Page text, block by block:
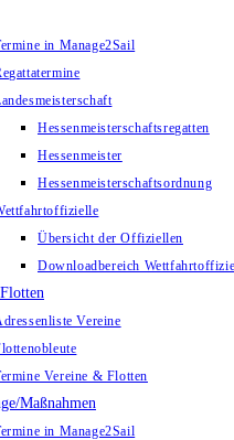
in Manage2Sail
Hessenmeisterschaftsregatten
Hessenmeister
Hessenmeisterschaftsordnung
Übersicht der Offiziellen
Downloadbereich
Vereine
Vereine & Flotten
Maßnahmen
in Manage2Sail